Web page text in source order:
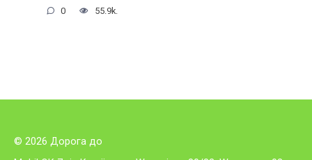
0 55.9k.
© 2026 Дорога до